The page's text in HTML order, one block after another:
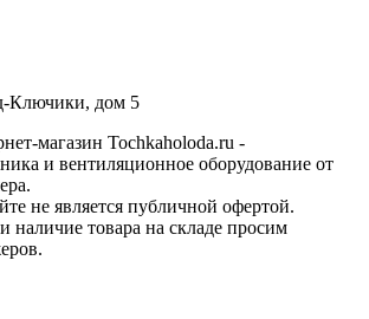
Ключики, дом 5
магазин Tochkaholoda.ru -
и вентиляционное оборудование от
не является публичной офертой.
наличие товара на складе просим